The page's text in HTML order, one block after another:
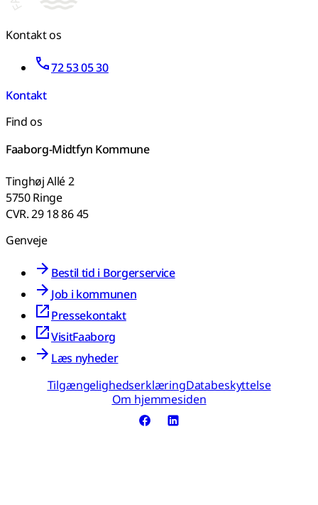
Kontakt os
72 53 05 30
Kontakt
Find os
Faaborg-Midtfyn Kommune
Tinghøj Allé 2
5750 Ringe
CVR. 29 18 86 45
Genveje
Bestil tid i Borgerservice
Job i kommunen
Pressekontakt
VisitFaaborg
Læs nyheder
TilgængelighedserklæringDatabeskyttelse
Om hjemmesiden